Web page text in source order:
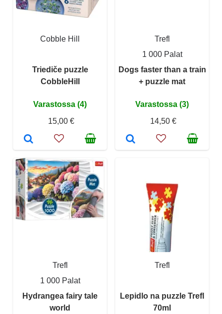
Cobble Hill
Triediče puzzle
CobbleHill
Varastossa (4)
15,00 €
Trefl
1 000 Palat
Dogs faster than a train
+ puzzle mat
Varastossa (3)
14,50 €
Trefl
1 000 Palat
Hydrangea fairy tale
world
Trefl
Lepidlo na puzzle Trefl
70ml